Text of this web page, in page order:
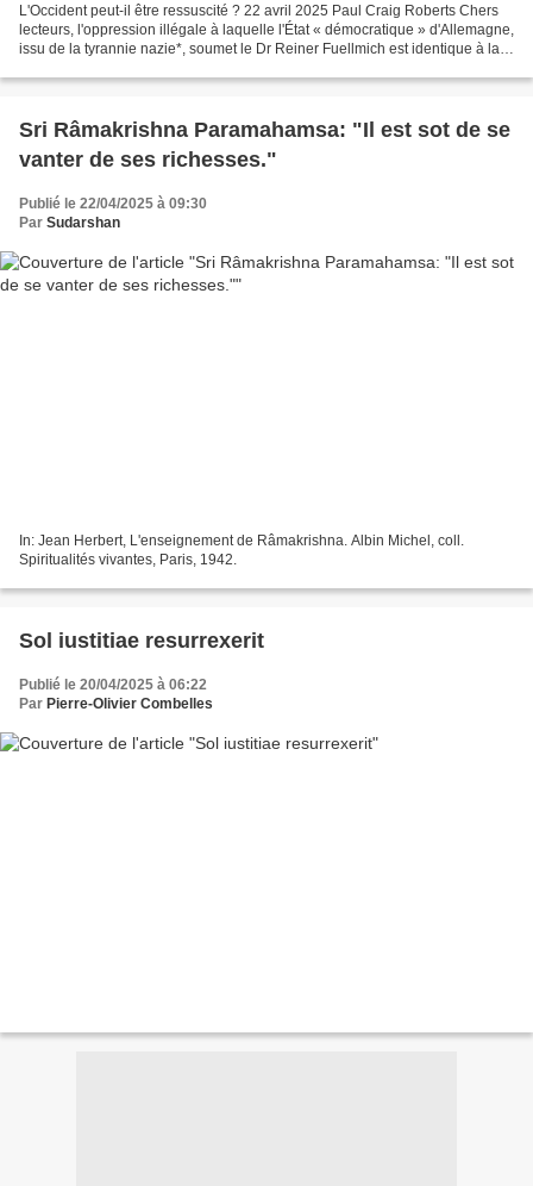
L'Occident peut-il être ressuscité ? 22 avril 2025 Paul Craig Roberts Chers
lecteurs, l'oppression illégale à laquelle l'État « démocratique » d'Allemagne,
issu de la tyrannie nazie*, soumet le Dr Reiner Fuellmich est identique à la
Sri Râmakrishna Paramahamsa: "Il est sot de se
vanter de ses richesses."
Publié le 22/04/2025 à 09:30
Par Sudarshan
In: Jean Herbert, L'enseignement de Râmakrishna. Albin Michel, coll.
Spiritualités vivantes, Paris, 1942.
Sol iustitiae resurrexerit
Publié le 20/04/2025 à 06:22
Par Pierre-Olivier Combelles